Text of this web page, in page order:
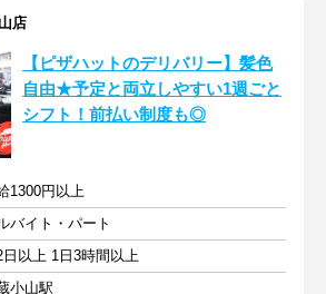
店
【ピザハットのデリバリー】髪色
自由★予定と両立しやすい1週ごと
シフト！前払い制度も◎
1300円以上
バイト・パート
日以上 1日3時間以上
小山駅